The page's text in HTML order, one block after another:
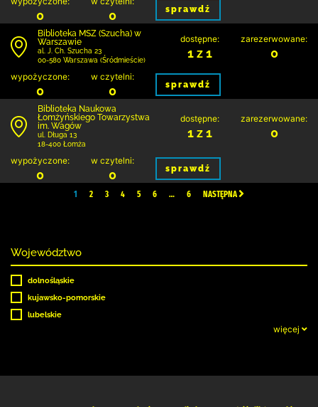
0 0 sprawdź
Biblioteka MSZ (Szucha) w
Warszawie
al. J. Ch. Szucha 23
00-580 Warszawa (Śródmieście)
dostępne:
1 z 1
zarezerwowane:
0
wypożyczone:
0
w czytelni:
0 sprawdź
Biblioteka Naukowa
Łomżyńskiego Towarzystwa
im. Wagów
ul. Długa 13
18-400 Łomża
dostępne:
1 z 1
zarezerwowane:
0
wypożyczone:
0
w czytelni:
0 sprawdź
1 2 3 4 5 6 … 6 NASTĘPNA
Województwo
dolnośląskie
kujawsko-pomorskie
lubelskie
więcej